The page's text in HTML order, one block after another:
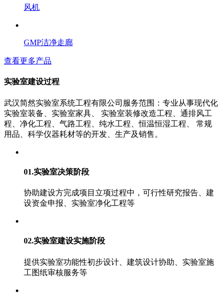
风机
GMP洁净走廊
查看更多产品
实验室建设过程
武汉简然实验室系统工程有限公司服务范围：专业从事现代化
实验室装备、实验室家具、 实验室装修改造工程、通排风工
程、净化工程、气路工程、纯水工程、恒温恒湿工程、 常规
用品、科学仪器耗材等的开发、生产及销售。
01.实验室决策阶段
协助建设方完成项目立项过程中，可行性研究报告、建
设资金申报、实验室净化工程等
02.实验室建设实施阶段
提供实验室功能性初步设计、建筑设计协助、实验室施
工图纸审核服务等